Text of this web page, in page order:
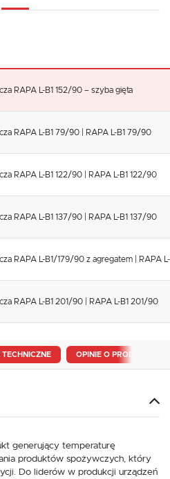
RAPA L-B1 152/90 – szyba gięta
RAPA L-B1 79/90 | RAPA L-B1 79/90
RAPA L-B1 122/90 | RAPA L-B1 122/90
RAPA L-B1 137/90 | RAPA L-B1 137/90
RAPA L-B1/179/90 z agregatem | RAPA
RAPA L-B1 201/90 | RAPA L-B1 201/90
TECHNICZNE OPINIE O PRODUKCIE
generujący temperaturę
produktów spożywczych, który
Do liderów w produkcji urządzeń